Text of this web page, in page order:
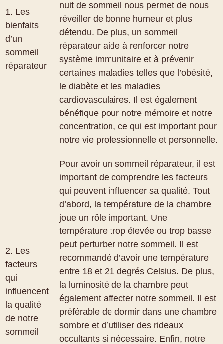
1. Les
bienfaits
d’un
sommeil
réparateur
nuit de sommeil nous permet de nous
réveiller de bonne humeur et plus
détendu. De plus, un sommeil
réparateur aide à renforcer notre
système immunitaire et à prévenir
certaines maladies telles que l’obésité,
le diabète et les maladies
cardiovasculaires. Il est également
bénéfique pour notre mémoire et notre
concentration, ce qui est important pour
notre vie professionnelle et personnelle.
2. Les
facteurs
qui
influencent
la qualité
de notre
sommeil
Pour avoir un sommeil réparateur, il est
important de comprendre les facteurs
qui peuvent influencer sa qualité. Tout
d’abord, la température de la chambre
joue un rôle important. Une
température trop élevée ou trop basse
peut perturber notre sommeil. Il est
recommandé d’avoir une température
entre 18 et 21 degrés Celsius. De plus,
la luminosité de la chambre peut
également affecter notre sommeil. Il est
préférable de dormir dans une chambre
sombre et d’utiliser des rideaux
occultants si nécessaire. Enfin, notre